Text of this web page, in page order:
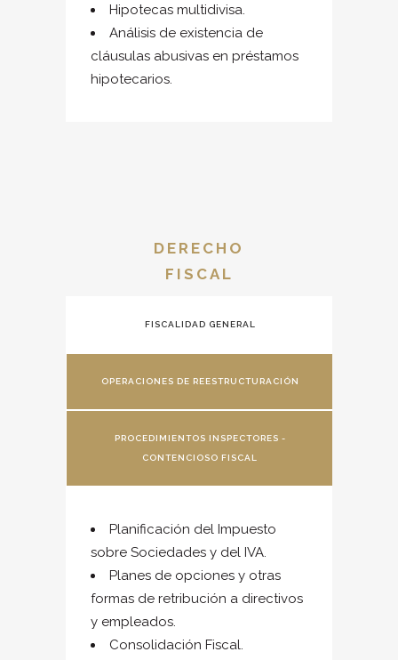
Hipotecas multidivisa.
Análisis de existencia de
cláusulas abusivas en préstamos
hipotecarios.
DERECHO
FISCAL
FISCALIDAD GENERAL
OPERACIONES DE REESTRUCTURACIÓN
PROCEDIMIENTOS INSPECTORES -
CONTENCIOSO FISCAL
Planificación del Impuesto
sobre Sociedades y del IVA.
Planes de opciones y otras
formas de retribución a directivos
y empleados.
Consolidación Fiscal.